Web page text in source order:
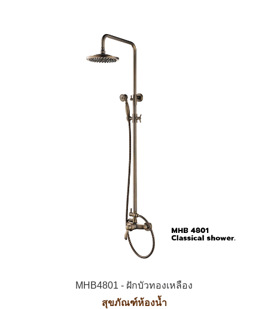
MHB4801 - ฝักบัวทองเหลือง
สุขภัณฑ์ห้องน้ำ